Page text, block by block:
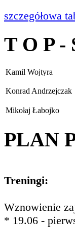
szczegółowa
T O P
Kamil Wojtyra
Konrad Andrzejczak
Mikołaj Łabojko
PLAN
Treningi:
Wznowienie
* 19.06 -